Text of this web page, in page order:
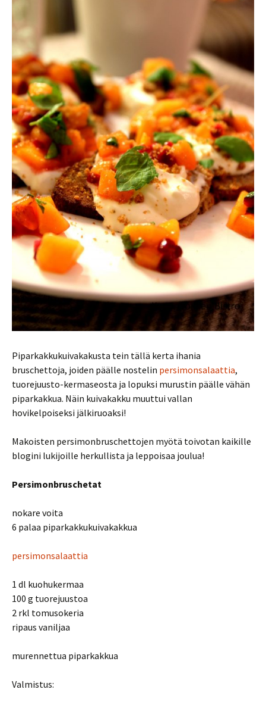
Piparkakkukuivakakusta tein tällä kerta ihania
bruschettoja, joiden päälle nostelin persimonsalaattia,
tuorejuusto-kermaseosta ja lopuksi murustin päälle vähän
piparkakkua. Näin kuivakakku muuttui vallan
hovikelpoiseksi jälkiruoaksi!
Makoisten persimonbruschettojen myötä toivotan kaikille
blogini lukijoille herkullista ja leppoisaa joulua!
Persimonbruschetat
nokare voita
6 palaa piparkakkukuivakakkua
persimonsalaattia
1 dl kuohukermaa
100 g tuorejuustoa
2 rkl tomusokeria
ripaus vaniljaa
murennettua piparkakkua
Valmistus: